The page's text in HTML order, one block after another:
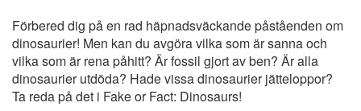
Förbered dig på en rad häpnadsväckande påståenden om
dinosaurier! Men kan du avgöra vilka som är sanna och
vilka som är rena påhitt? Är fossil gjort av ben? Är alla
dinosaurier utdöda? Hade vissa dinosaurier jätteloppor?
Ta reda på det i Fake or Fact: Dinosaurs!